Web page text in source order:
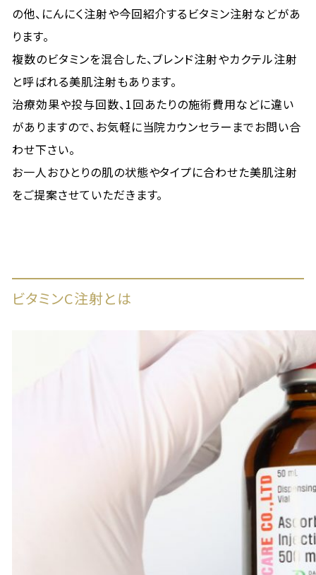
の他、にんにく注射や今回紹介するビタミン注射などがあ
ります。
複数のビタミンを混合した、ブレンド注射やカクテル注射
と呼ばれる美肌注射もあります。
治療効果や投与回数、1回あたりの施術費用などに違い
がありますので、お気軽に当院カウンセラーまでお問い合
わせ下さい。
お一人おひとりの肌の状態やタイプに合わせた美肌注射
をご提案させていただきます。
ビタミンC注射とは